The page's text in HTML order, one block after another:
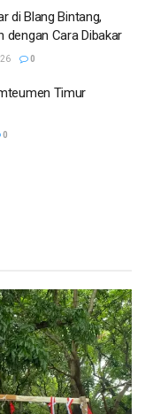
di Blang Bintang,
dengan Cara Dibakar
0
Timur
0